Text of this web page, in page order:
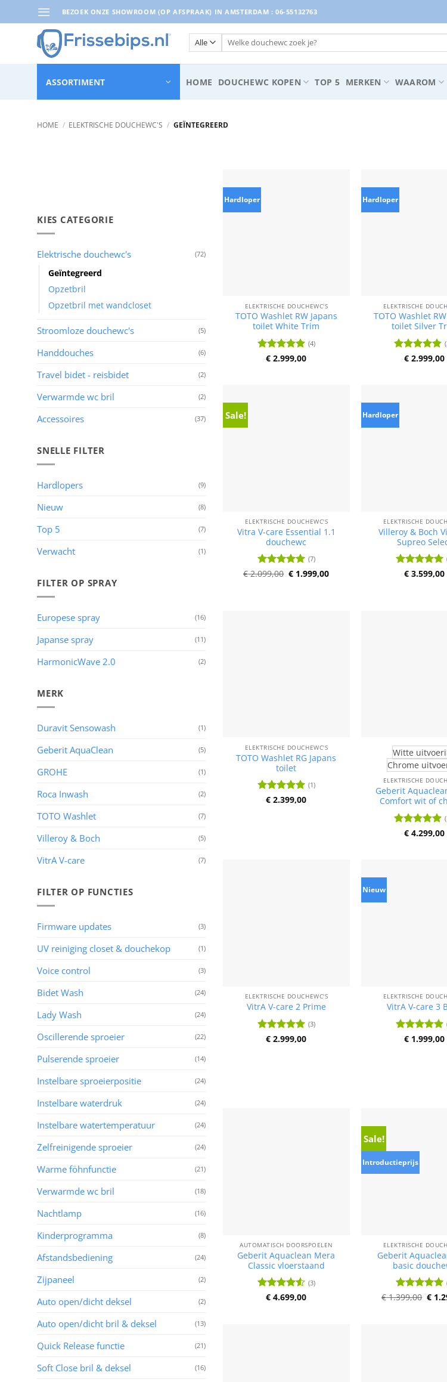
naar
BEZOEK ONZE SHOWROOM (OP AFSPRAAK) IN AMSTERDAM : 06-55132763
Zoeken
ASSORTIMENT HOME DOUCHEWC KOPEN TOP 5 MERKEN WAAROM
HOME / ELEKTRISCHE DOUCHEWC'S / GEÏNTEGREERD
KIES CATEGORIE
Elektrische douchewc's (72)
Geïntegreerd
Opzetbril
Opzetbril met wandcloset
Stroomloze douchewc's (5)
Handdouches (6)
Travel bidet - reisbidet (2)
Verwarmde wc bril (2)
Accessoires (37)
SNELLE FILTER
Hardlopers (9)
Nieuw (8)
Top 5 (7)
Verwacht (1)
FILTER OP SPRAY
Europese spray (16)
Japanse spray (11)
HarmonicWave 2.0 (2)
MERK
Duravit Sensowash (1)
Geberit AquaClean (5)
GROHE (1)
Roca Inwash (2)
TOTO Washlet (7)
Villeroy & Boch (5)
VitrA V-care (7)
FILTER OP FUNCTIES
Firmware updates (3)
UV reiniging closet & douchekop (1)
Voice control (3)
Bidet Wash (24)
Lady Wash (24)
Oscillerende sproeier (22)
Pulserende sproeier (14)
Instelbare sproeierpositie (24)
Instelbare waterdruk (24)
Instelbare watertemperatuur (24)
Zelfreinigende sproeier (24)
Warme föhnfunctie (21)
Verwarmde wc bril (18)
Nachtlamp (16)
Kinderprogramma (8)
Afstandsbediening (24)
Zijpaneel (2)
Auto open/dicht deksel (2)
Auto open/dicht bril & deksel (13)
Quick Release functie (21)
Soft Close bril & deksel (16)
Hardloper
ELEKTRISCHE DOUCHEWC'S
TOTO Washlet RW Japans
toilet White Trim
Waardering
(4)
€ 2.999,00
Hardloper
ELEKTRISCHE
TOTO Washlet
toilet Silver
Waardering
€ 2.999,00
Sale!
ELEKTRISCHE DOUCHEWC'S
Vitra V-care Essential 1.1
douchewc
Waardering
(7)
€2.099,00 Oorspronkelijke
€ 1.999,00Huidige
Hardloper
ELEKTRISCHE
Villeroy & Boch
Supreo
Waardering
€ 3.599,00
ELEKTRISCHE DOUCHEWC'S
TOTO Washlet RG Japans
toilet
Waardering
(1)
€ 2.399,00
Witte
Chrome
ELEKTRISCHE
Geberit
Comfort wit of
Waardering
€ 4.299,00
ELEKTRISCHE DOUCHEWC'S
VitrA V-care 2 Prime
Waardering
(3)
€ 2.999,00
Nieuw
ELEKTRISCHE
VitrA V-care 3
Waardering
€ 1.999,00
AUTOMATISCH DOORSPOELEN
Geberit Aquaclean Mera
Classic vloerstaand
Waardering
(3)
€ 4.699,00
Sale!
Introductieprijs
ELEKTRISCHE
Geberit
basic
Waardering
€1.399,00 €